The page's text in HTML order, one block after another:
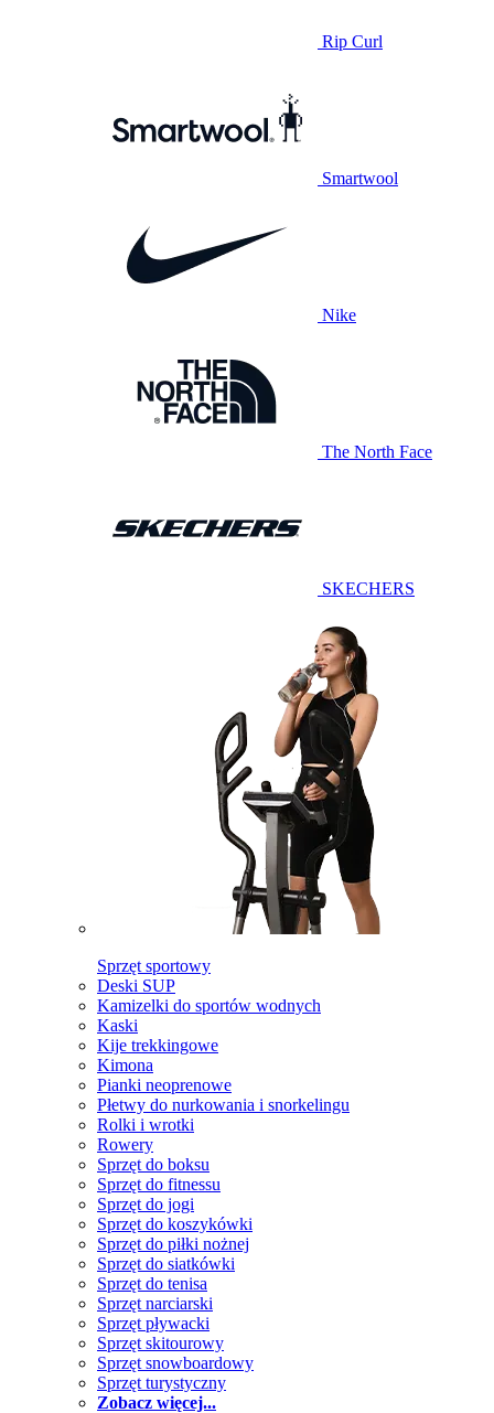
Rip Curl
Smartwool
Nike
The North Face
SKECHERS
Sprzęt sportowy
Deski SUP
Kamizelki do sportów wodnych
Kaski
Kije trekkingowe
Kimona
Pianki neoprenowe
Płetwy do nurkowania i snorkelingu
Rolki i wrotki
Rowery
Sprzęt do boksu
Sprzęt do fitnessu
Sprzęt do jogi
Sprzęt do koszykówki
Sprzęt do piłki nożnej
Sprzęt do siatkówki
Sprzęt do tenisa
Sprzęt narciarski
Sprzęt pływacki
Sprzęt skitourowy
Sprzęt snowboardowy
Sprzęt turystyczny
Zobacz więcej...